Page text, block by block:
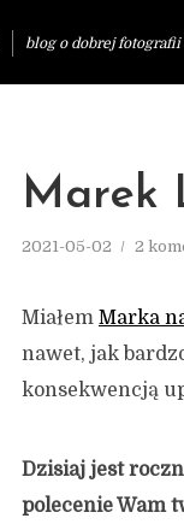
blog o dobrej fotografii
Marek
2021-05-02 2
Miałem Marka
nawet, jak
konsekwencją
Dzisiaj jest
polecenie Wam